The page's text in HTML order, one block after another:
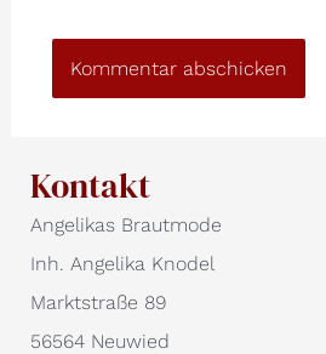
Kontakt
Angelikas Brautmode
Inh. Angelika Knodel
Marktstraße 89
56564 Neuwied